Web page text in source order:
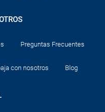
Preguntas Frecuentes
con nosotros Blog